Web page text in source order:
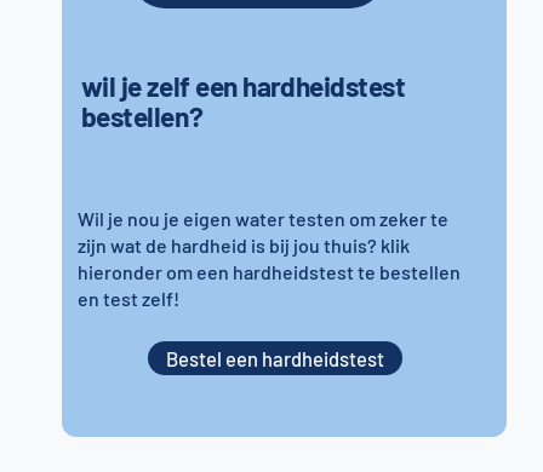
wil je zelf een hardheidstest
bestellen?
Wil je nou je eigen water testen om zeker te
zijn wat de hardheid is bij jou thuis? klik
hieronder om een hardheidstest te bestellen
en test zelf!
Bestel een hardheidstest